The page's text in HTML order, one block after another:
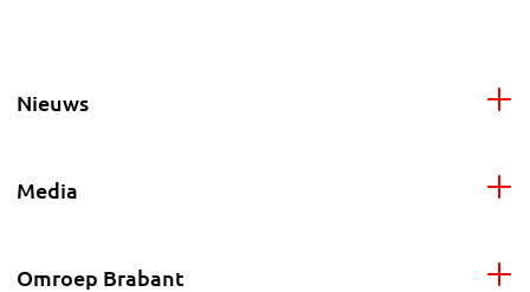
Nieuws
Media
Omroep Brabant